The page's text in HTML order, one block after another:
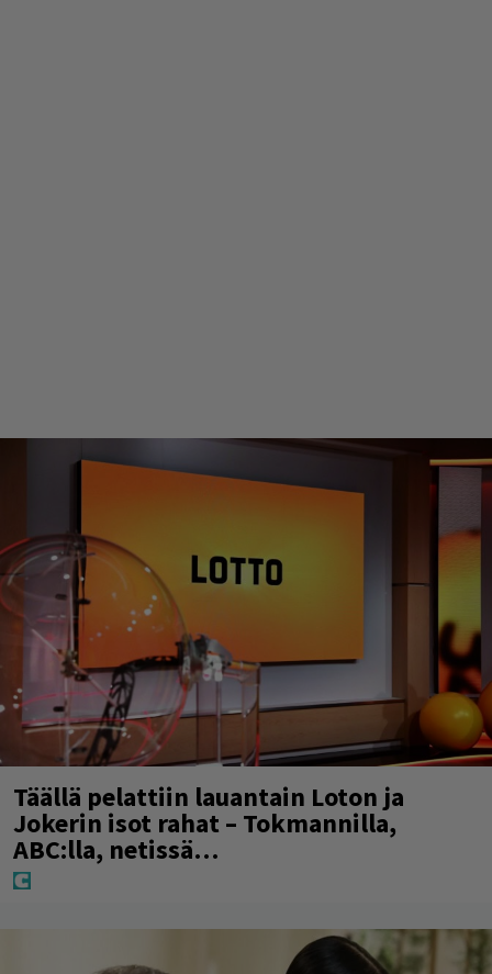
Täällä pelattiin lauantain Loton ja
Jokerin isot rahat – Tokmannilla,
ABC:lla, netissä…